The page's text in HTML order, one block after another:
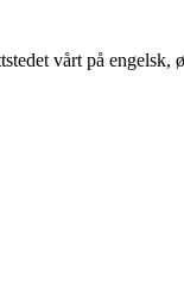
vårt på engelsk,